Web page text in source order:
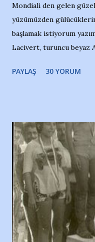
Mondiali den gelen
yüzümüzden
başlamak istiyorum
Lacivert, turuncu beyaz
irkildim.. "Bursasporlu
ve ürünlerini Bursa
protesto eylemiyle
adına açıklama yapan
söylüyoruz. Bu son
ait tanıtıcı ilanların
Belediyesi ile
de kınıyoruz'' diye de
yazının hemen ardından
PAYLAŞ 30 YORUM